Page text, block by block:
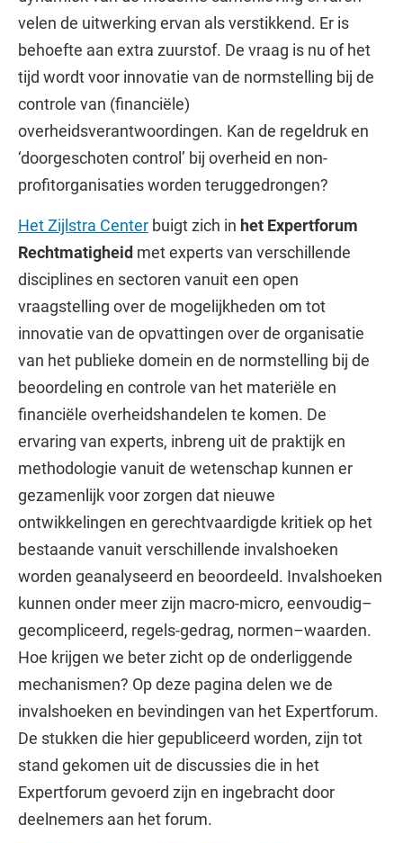
velen de uitwerking ervan als verstikkend. Er is
behoefte aan extra zuurstof. De vraag is nu of het
tijd wordt voor innovatie van de normstelling bij de
controle van (financiële)
overheidsverantwoordingen. Kan de regeldruk en
‘doorgeschoten control’ bij overheid en non-
profitorganisaties worden teruggedrongen?
Het Zijlstra Center buigt zich in het Expertforum
Rechtmatigheid met experts van verschillende
disciplines en sectoren vanuit een open
vraagstelling over de mogelijkheden om tot
innovatie van de opvattingen over de organisatie
van het publieke domein en de normstelling bij de
beoordeling en controle van het materiële en
financiële overheidshandelen te komen. De
ervaring van experts, inbreng uit de praktijk en
methodologie vanuit de wetenschap kunnen er
gezamenlijk voor zorgen dat nieuwe
ontwikkelingen en gerechtvaardigde kritiek op het
bestaande vanuit verschillende invalshoeken
worden geanalyseerd en beoordeeld. Invalshoeken
kunnen onder meer zijn macro-micro, eenvoudig–
gecompliceerd, regels-gedrag, normen–waarden.
Hoe krijgen we beter zicht op de onderliggende
mechanismen? Op deze pagina delen we de
invalshoeken en bevindingen van het Expertforum.
De stukken die hier gepubliceerd worden, zijn tot
stand gekomen uit de discussies die in het
Expertforum gevoerd zijn en ingebracht door
deelnemers aan het forum.